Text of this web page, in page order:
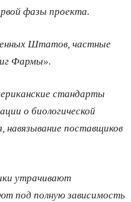
фазы проекта.
Штатов, частные
Фармы».
стандарты
о биологической
навязывание поставщиков
утрачивают
под полную зависимость